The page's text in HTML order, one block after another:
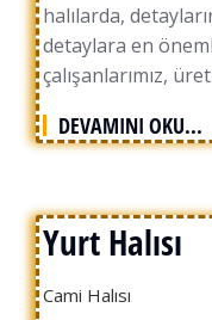
halılarda,
detaylara en
çalışanlarımız,
DEVAMINI OKU...
Yurt Halısı
Cami Halısı